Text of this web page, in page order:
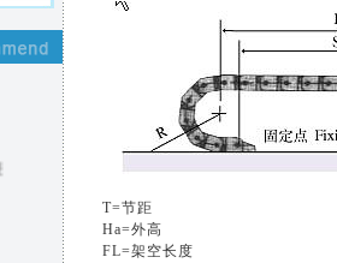
T=节距
Ha=外高
FL=架空长度